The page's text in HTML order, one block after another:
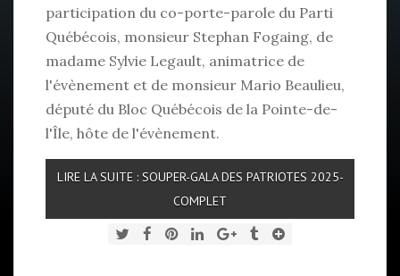
participation du co-porte-parole du Parti
Québécois, monsieur Stephan Fogaing, de
madame Sylvie Legault, animatrice de
l'évènement et de monsieur Mario Beaulieu,
député du Bloc Québécois de la Pointe-de-
l'Île, hôte de l'évènement.
LIRE LA SUITE : SOUPER-GALA DES PATRIOTES 2025-
COMPLET